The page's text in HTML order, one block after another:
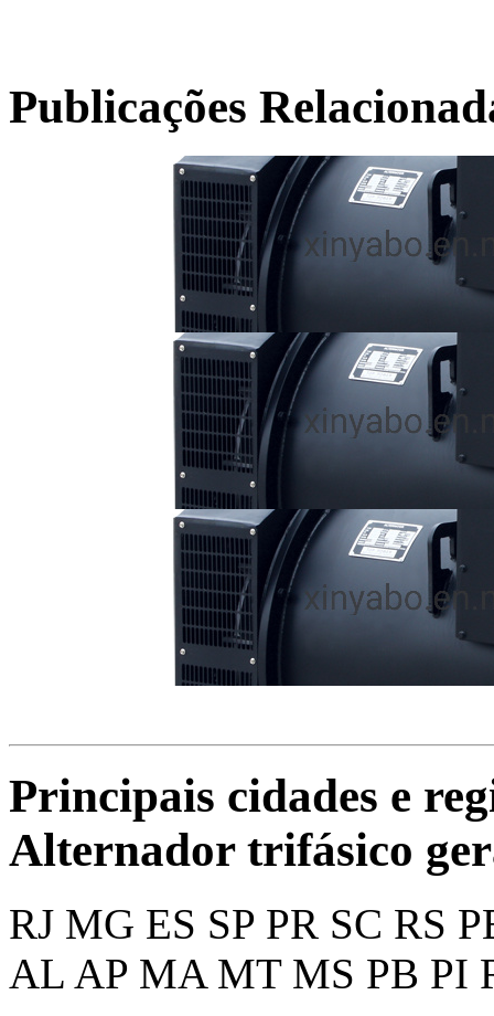
Publicações
Principais cidades e
Alternador trifásico
RJ MG ES SP PR SC RS
AL AP MA MT MS PB PI